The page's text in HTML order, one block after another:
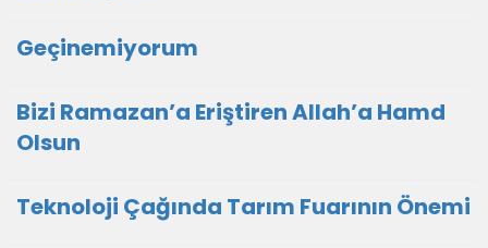
Geçinemiyorum
Bizi Ramazan’a Eriştiren Allah’a Hamd
Olsun
Teknoloji Çağında Tarım Fuarının Önemi